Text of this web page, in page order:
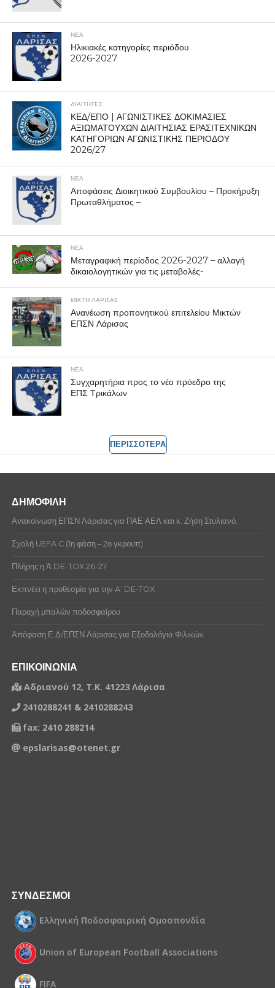
ΝΕΑ
Ηλικιακές κατηγορίες περιόδου
2026-2027
ΔΙΑΙΤΗΤΕΣ
ΚΕΔ/ΕΠΟ | ΑΓΩΝΙΣΤΙΚΕΣ ΔΟΚΙΜΑΣΙΕΣ
ΑΞΙΩΜΑΤΟΥΧΩΝ ΔΙΑΙΤΗΣΙΑΣ ΕΡΑΣΙΤΕΧΝΙΚΩΝ
ΚΑΤΗΓΟΡΙΩΝ ΑΓΩΝΙΣΤΙΚΗΣ ΠΕΡΙΟΔΟΥ
2026/27
ΝΕΑ
Αποφάσεις Διοικητικού Συμβουλίου – Προκήρυξη
Πρωταθλήματος –
ΝΕΑ
Μεταγραφική περίοδος 2026-2027 – αλλαγή
δικαιολογητικών για τις μεταβολές-
ΜΙΚΤΗ ΛΑΡΙΣΑΣ
Ανανέωση προπονητικού επιτελείου Μικτών
ΕΠΣΝ Λάρισας
ΝΕΑ
Συγχαρητήρια προς το νέο πρόεδρο της
ΕΠΣ Τρικάλων
ΠΕΡΙΣΣΟΤΕΡΑ
ΔΗΜΟΦΙΛΗ
Ανακοίνωση ΕΠΣΝ Λάρισας για ΠΑΕ ΑΕΛ και κ. Ζήση Στυλιανό.
Σχολή UEFA C (1η φάση – 2ο γκρουπ)
Πλήρης η Ά DE-TOX 26-27
Εκπνέει η προθεσμία για την A’ DE-TOX
Παροχή μπαλών ποδοσφαίρου
Απόφαση Ε.Δ/ΕΠΣΝ Λάρισας για Εξοδολόγια Φιλικών
ΕΠΙΚΟΙΝΩΝΙΑ
Αδριανού 12, Τ.Κ. 41223 Λάρισα
2410288241 & 2410288243
fax: 2410 288214
epslarisas@otenet.gr
ΣΥΝΔΕΣΜΟΙ
Ελληνική Ποδοσφαιρική Ομοσπονδία
Union of European Football Associations
FIFA